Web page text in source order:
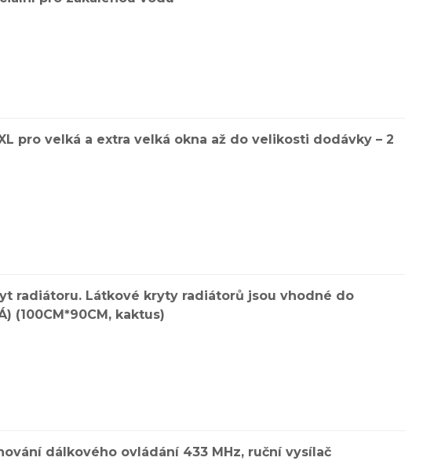
pro velká a extra velká okna až do velikosti dodávky – 2
radiátoru. Látkové kryty radiátorů jsou vhodné do
(100CM*90CM, kaktus)
dálkového ovládání 433 MHz, ruční vysílač